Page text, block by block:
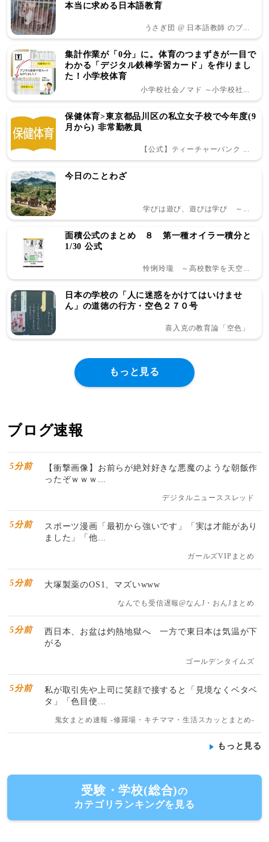
本当に求める日本語教育
うさぎ団 @ 日本語教師 のブ...
集計作業が「0分」に。体育のつまずきが一目で
わかる「デジタル鉄棒学習カード」を作りまし
た！小学校体育
小学校社会ノマド ～小学校社...
保健体育>東京都品川区の私立女子校で今年度(9
月から) 非常勤教員
【公式】ティーチャーバンク ...
今日のことわざ
学びは遊び、遊びは学び ～...
面積公式のまとめ ８ 第一種オイラー積分と
1/30 公式
怜悧玲瓏 ～高校数学を天空...
日本の学校の「人に迷惑をかけてはいけませ
ん」の道徳の行方・空色２７０号
喜入克の教育論「空色」
もっと見る
ブログ速報
5分前
【衝撃画像】お前らが絶対好きな悪魔のような朝飯作
ったぞｗｗｗ...
デジタルニューススレッド
5分前
スポーツ漫画「最初から強いです」「実は才能があり
ました」「他...
ガールズVIPまとめ
5分前 大塚製薬のOS1、マズいwww
なんでも受信遅報@なんJ・おんJまとめ
5分前
西日本、お盆は灼熱地獄へ 一方で東日本は気温が下
がる
ゴールデンタイムズ
5分前
私が取引先や上司に笑顔で接すると「見境なくベタベ
タ」「色目使...
鬼女まとめ速報 -修羅場・キチママ・生活スカッとまとめ-
もっと見る
受験・学校(総合)の
カテゴリランキングを見る